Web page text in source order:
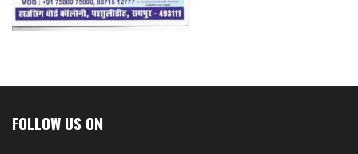
FOLLOW US ON